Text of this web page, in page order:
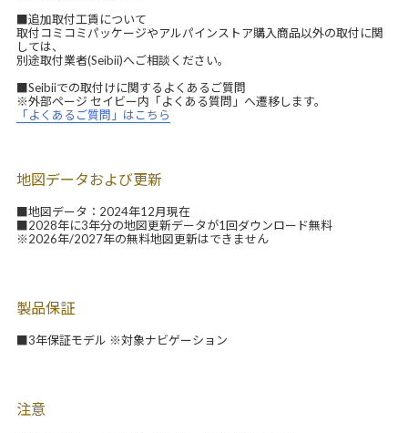
■追加取付工賃について
取付コミコミパッケージやアルパインストア購入商品以外の取付に関
しては、
別途取付業者(Seibii)へご相談ください。
■Seibiiでの取付けに関するよくあるご質問
※外部ページ セイビー内「よくある質問」へ遷移します。
「よくあるご質問」はこちら
地図データおよび更新
■地図データ：2024年12月現在
■2028年に3年分の地図更新データが1回ダウンロード無料
※2026年/2027年の無料地図更新はできません
製品保証
■3年保証モデル ※対象ナビゲーション
注意